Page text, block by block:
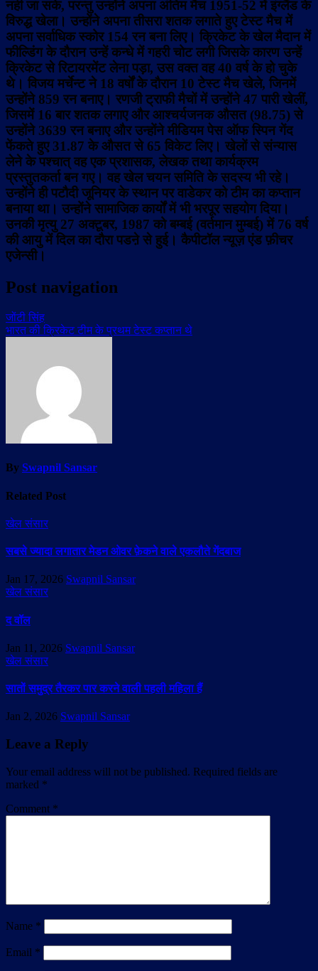
नही जा सके, परन्तु उन्होंने अपना अंतिम मैच 1951-52 में इंग्लैंड के
विरुद्ध खेला। उन्होंने अपना तीसरा शतक लगाते हुए टेस्ट मैच में
अपना सर्वाधिक स्कोर 154 रन बना लिए। क्रिकेट के खेल मैदान में
फील्डिंग के दौरान उन्हें कन्धे में गहरी चोट लगी जिसके कारण उन्हें
क्रिकेट से रिटायरमेंट लेना पड़ा, उस वक्त वह 40 वर्ष के हो चुके
थे। विजय मर्चेन्ट ने 18 वर्षों के दौरान 10 टेस्ट मैच खेले, जिनमें
उन्होंने 859 रन बनाए। रणजी ट्राफी मैचों में उन्होंने 47 पारी खेलीं,
जिसमें 16 बार शतक लगाए और आश्चर्यजनक औसत (98.75) से
उन्होंने 3639 रन बनाए और उन्होंने मीडियम पेस ऑफ स्पिन गेंद
फेंकते हुए 31.87 के औसत से 65 विकेट लिए। खेलों से संन्यास
लेने के पश्चात् वह एक प्रशासक, लेखक तथा कार्यक्रम
प्रस्तुतकर्ता बन गए। वह खेल चयन समिति के सदस्य भी रहे।
उन्होंने ही पटौदी जूनियर के स्थान पर वाडेकर को टीम का कप्तान
बनाया था। उन्होंने सामाजिक कार्यों में भी भरपूर सहयोग दिया।
उनकी मृत्यु 27 अक्टूबर, 1987 को बम्बई (वर्तमान मुम्बई) में 76 वर्ष
की आयु में दिल का दौरा पडऩे से हुई। कैपीटॉल न्यूज़ एंड फ़ीचर
एजेन्सी।
Post navigation
जोंटी सिंह
भारत की क्रिकेट टीम के प्रथम टेस्ट कप्तान थे
By Swapnil Sansar
Related Post
खेल संसार
सबसे ज्यादा लगातार मेडन ओवर फ़ेकने वाले एकलौते गेंदबाज
Jan 17, 2026 Swapnil Sansar
खेल संसार
द वॉल
Jan 11, 2026 Swapnil Sansar
खेल संसार
सातों समुद्र तैरकर पार करने वाली पहली महिला हैं
Jan 2, 2026 Swapnil Sansar
Leave a Reply
Your email address will not be published. Required fields are
marked *
Comment *
Name *
Email *